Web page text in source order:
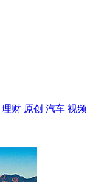
理财 原创 汽车 视频